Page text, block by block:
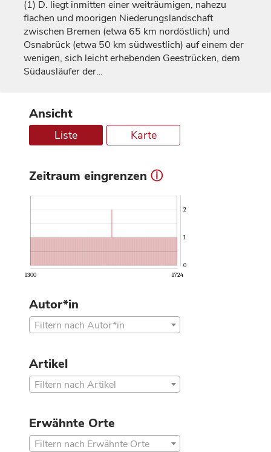
(1) D. liegt inmitten einer weiträumigen, nahezu
flachen und moorigen Niederungslandschaft
zwischen Bremen (etwa 65 km nordöstlich) und
Osnabrück (etwa 50 km südwestlich) auf einem der
wenigen, sich leicht erhebenden Geestrücken, dem
Südausläufer der…
Ansicht
Liste Karte
Zeitraum eingrenzen ⓘ
1300 1724
0
1
2
Autor*in
Filtern nach Autor*in
Artikel
Filtern nach Artikel
Erwähnte Orte
Filtern nach Erwähnte Orte